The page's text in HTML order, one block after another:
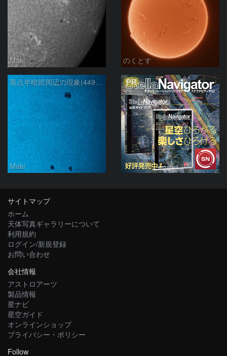
Maki のくとす
黒点半暗部周辺の現象(4498、4502付近)8/6
Maki
PR
サイトマップ
ホーム
天体写真ギャラリーについて
利用規約
ログイン/新規登録
お問い合わせ
会社情報
アストロアーツ
製品情報
星ナビ
星空ガイド
オンラインショップ
プライバシー・ポリシー
Follow